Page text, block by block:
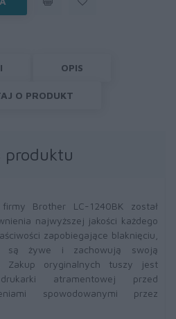
OPIS
O PRODUKT
produktu
Brother LC-1240BK został
najwyższej jakości każdego
zapobiegające blaknięciu,
są żywe i zachowują swoją
Zakup oryginalnych tuszy jest
atramentowej przed
spowodowanymi przez